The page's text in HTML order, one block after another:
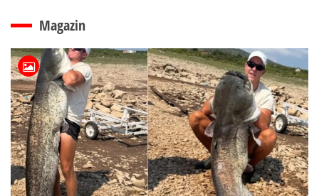
Magazin